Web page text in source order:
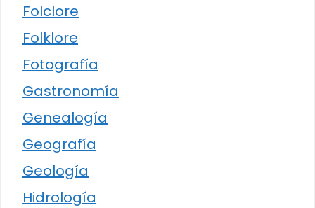
Folclore
Folklore
Fotografía
Gastronomía
Genealogía
Geografía
Geología
Hidrología